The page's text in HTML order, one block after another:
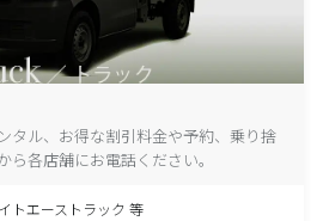
タル、お得な割引料金や予約、乗り捨
各店舗にお電話ください。
トエーストラック 等